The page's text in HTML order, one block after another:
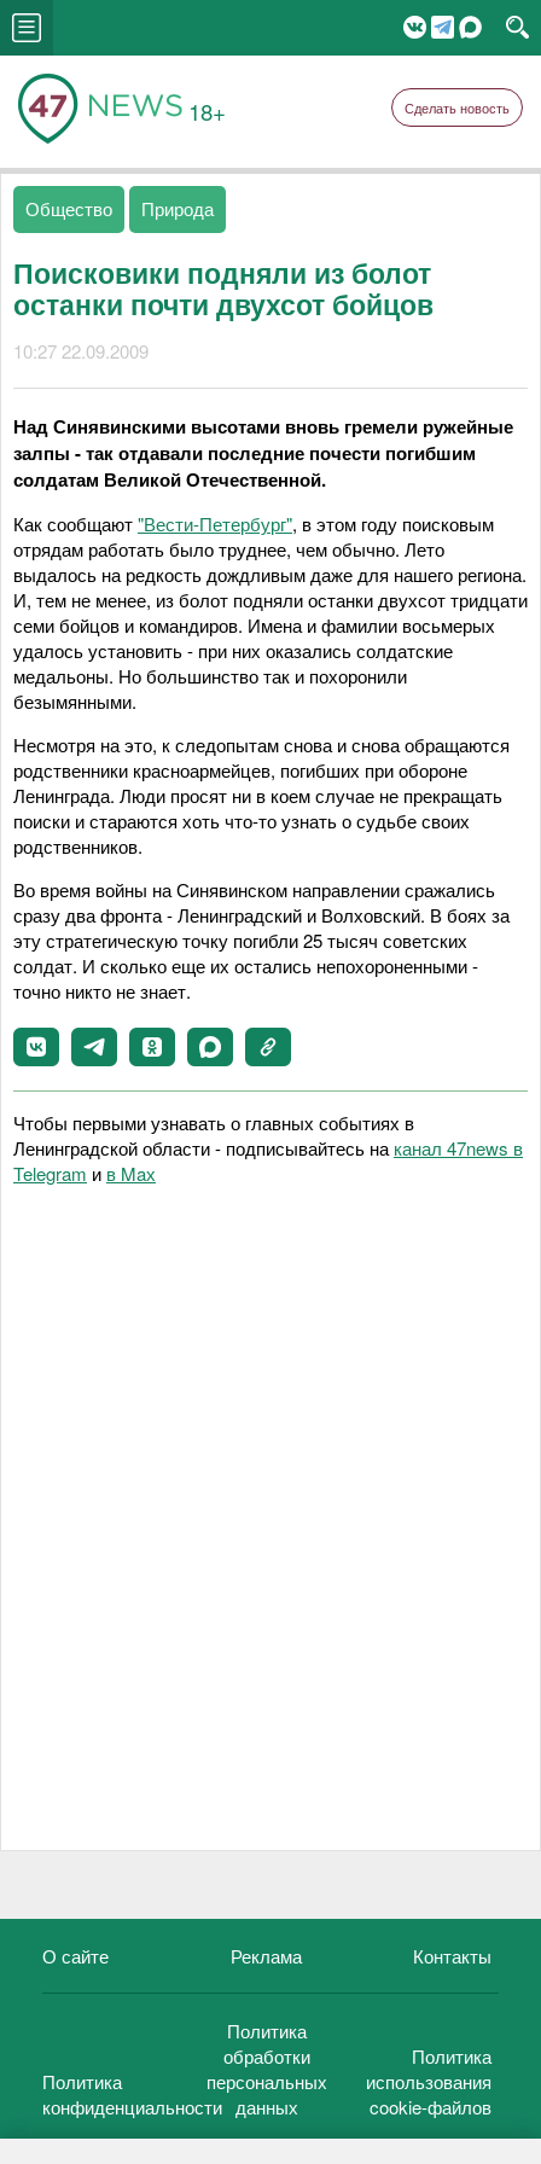
18+ Сделать новость
Общество Природа
Поисковики подняли из болот
останки почти двухсот бойцов
10:27 22.09.2009
Над Синявинскими высотами вновь гремели ружейные
залпы - так отдавали последние почести погибшим
солдатам Великой Отечественной.
Как сообщают"Вести-Петербург", в этом году поисковым
отрядам работать было труднее, чем обычно. Лето
выдалось на редкость дождливым даже для нашего региона.
И, тем не менее, из болот подняли останки двухсот тридцати
семи бойцов и командиров. Имена и фамилии восьмерых
удалось установить - при них оказались солдатские
медальоны. Но большинство так и похоронили
безымянными.
Несмотря на это, к следопытам снова и снова обращаются
родственники красноармейцев, погибших при обороне
Ленинграда. Люди просят ни в коем случае не прекращать
поиски и стараются хоть что-то узнать о судьбе своих
родственников.
Во время войны на Синявинском направлении сражались
сразу два фронта - Ленинградский и Волховский. В боях за
эту стратегическую точку погибли 25 тысяч советских
солдат. И сколько еще их остались непохороненными -
точно никто не знает.
Чтобы первыми узнавать о главных событиях в
Ленинградской области - подписывайтесь на канал 47news в
Telegram и в Maх
О сайте Реклама Контакты
Политика
конфиденциальности
Политика
обработки
персональных
данных
Политика
использования
cookie-файлов